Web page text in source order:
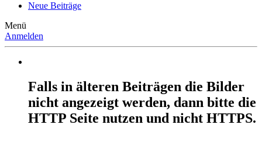
Neue Beiträge
Menü
Anmelden
Falls in älteren Beiträgen die Bilder
nicht angezeigt werden, dann bitte die
HTTP Seite nutzen und nicht HTTPS.